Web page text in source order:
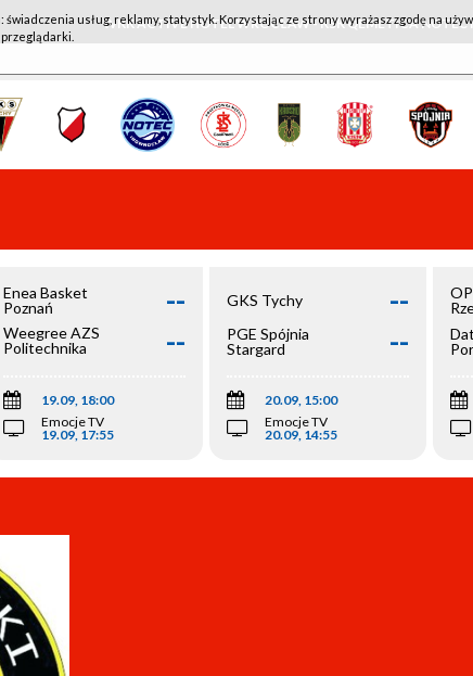
WKK ACTIVE HOTEL WROCŁAW - KSK QEMETICA
Enea Basket
Poznań
--
Weegree AZS
Politechnika
--
19.09, 18:00
Emocje TV
19.09, 17:55
GKS Tychy --
PGE Spójnia
Stargard
--
20.09, 15:00
Emocje TV
20.09, 14:55
świadczenia usług, reklamy, statystyk. Korzystając ze strony wyrażasz zgodę na